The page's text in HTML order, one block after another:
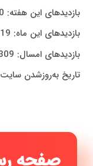
بازدیدهای این هفته:
بازدیدهای این ماه:
بازدیدهای امسال:
تاریخ به‌روزشدن